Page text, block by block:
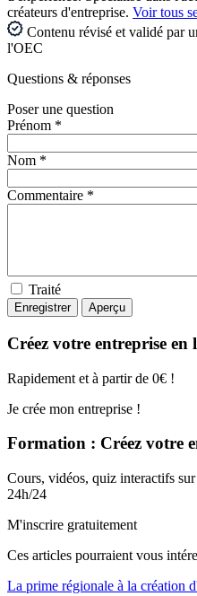
créateurs d'entreprise. Voir tous
Contenu révisé et validé par
l'OEC
Questions & réponses
Poser une question
Prénom *
Nom *
Commentaire *
Traité
Créez votre entreprise en
Rapidement et à partir de 0€ !
Je crée mon entreprise !
Formation : Créez votre
Cours, vidéos, quiz interactifs
24h/24
M'inscrire gratuitement
Ces articles pourraient vous
La prime régionale à la création